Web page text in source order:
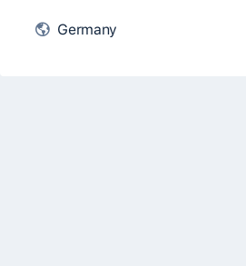
Germany